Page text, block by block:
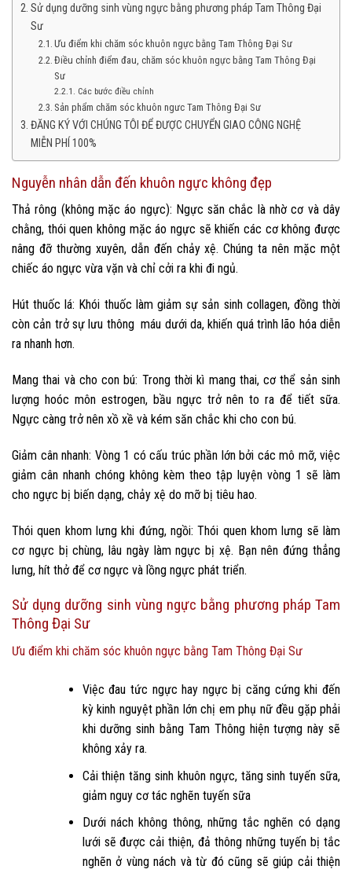
Sử dụng dưỡng sinh vùng ngực bằng phương pháp Tam Thông Đại
Sư
Ưu điểm khi chăm sóc khuôn ngực bằng Tam Thông Đại Sư
Điều chỉnh điểm đau, chăm sóc khuôn ngực bằng Tam Thông Đại
Sư
Các bước điều chỉnh
Sản phẩm chăm sóc khuôn ngưc Tam Thông Đại Sư
ĐĂNG KÝ VỚI CHÚNG TÔI ĐỂ ĐƯỢC CHUYỂN GIAO CÔNG NGHỆ
MIỄN PHÍ 100%
Nguyễn nhân dẫn đến khuôn ngực không đẹp
Thả rông (không mặc áo ngực): Ngực săn chắc là nhờ cơ và dây
chằng, thói quen không mặc áo ngực sẽ khiến các cơ không được
nâng đỡ thường xuyên, dẫn đến chảy xệ. Chúng ta nên mặc một
chiếc áo ngực vừa vặn và chỉ cởi ra khi đi ngủ.
Hút thuốc lá: Khói thuốc làm giảm sự sản sinh collagen, đồng thời
còn cản trở sự lưu thông máu dưới da, khiến quá trình lão hóa diễn
ra nhanh hơn.
Mang thai và cho con bú: Trong thời kì mang thai, cơ thể sản sinh
lượng hoóc môn estrogen, bầu ngực trở nên to ra để tiết sữa.
Ngực càng trở nên xồ xề và kém săn chắc khi cho con bú.
Giảm cân nhanh: Vòng 1 có cấu trúc phần lớn bởi các mô mỡ, việc
giảm cân nhanh chóng không kèm theo tập luyện vòng 1 sẽ làm
cho ngực bị biến dạng, chảy xệ do mỡ bị tiêu hao.
Thói quen khom lưng khi đứng, ngồi: Thói quen khom lưng sẽ làm
cơ ngực bị chùng, lâu ngày làm ngực bị xệ. Bạn nên đứng thẳng
lưng, hít thở để cơ ngực và lồng ngực phát triển.
Sử dụng dưỡng sinh vùng ngực bằng phương pháp Tam
Thông Đại Sư
Ưu điểm khi chăm sóc khuôn ngực bằng Tam Thông Đại Sư
Việc đau tức ngực hay ngực bị căng cứng khi đến
kỳ kinh nguyệt phần lớn chị em phụ nữ đều gặp phải
khi dưỡng sinh bằng Tam Thông hiện tượng này sẽ
không xảy ra.
Cải thiện tăng sinh khuôn ngực, tăng sinh tuyến sữa,
giảm nguy cơ tác nghẽn tuyến sữa
Dưới nách không thông, những tắc nghẽn có dạng
lưới sẽ được cải thiện, đả thông những tuyến bị tắc
nghẽn ở vùng nách và từ đó cũng sẽ giúp cải thiện